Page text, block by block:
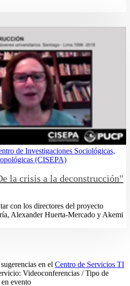
de Investigaciones Sociológicas,
(CISEPA)
la crisis a la deconstrucción"
con los directores del proyecto
Alexander Huerta-Mercado y Akemi
en el Centro de Servicios TI
Videoconferencias / Tipo de
evento